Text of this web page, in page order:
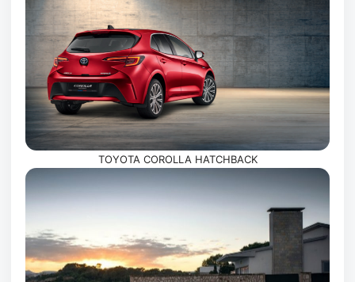
TOYOTA COROLLA HATCHBACK